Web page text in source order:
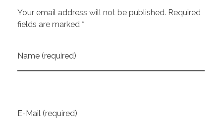
Your email address will not be published. Required
fields are marked *
Name (required)
E-Mail (required)